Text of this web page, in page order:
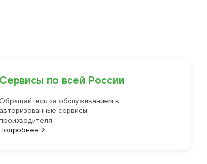
Сервисы по всей России
Обращайтесь за обслуживанием в
авторизованные сервисы
производителя
Подробнее